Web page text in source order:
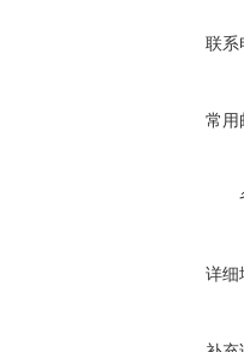
联系
常用
详细